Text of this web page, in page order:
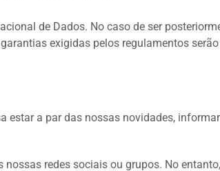
de Dados. No caso de ser
exigidas pelos regulamentos
a par das nossas novidades,
redes sociais ou grupos. No